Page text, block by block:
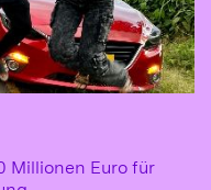
Millionen Euro für